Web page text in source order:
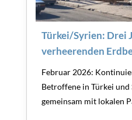
Türkei/Syrien: Drei
verheerenden
Februar 2026:
Betroffene in Türkei und
gemeinsam mit lokalen